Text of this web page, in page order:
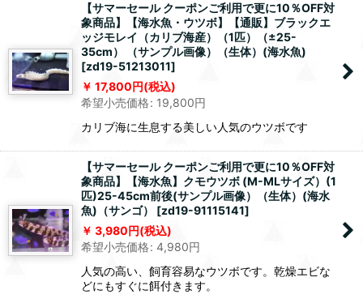
【サマーセール クーポンご利用で更に10％OFF対
象商品】【海水魚・ウツボ】【通販】ブラックエ
ッジモレイ（カリブ海産）（1匹）（±25-
35cm） （サンプル画像）（生体）(海水魚)
[zd19-51213011]
17,800円(税込)
希望小売価格: 19,800円
カリブ海に生息する美しい人気のウツボです
【サマーセール クーポンご利用で更に10％OFF対
象商品】【海水魚】クモウツボ (M-MLサイズ）(1
匹)25-45cm前後(サンプル画像）（生体）(海水
魚)（サンゴ）
[zd19-91115141]
3,980円(税込)
希望小売価格: 4,980円
人気の高い、飼育容易なウツボです。乾燥エビな
どにもすぐに餌付きます。